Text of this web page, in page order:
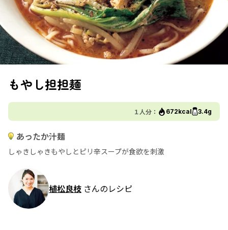
もやし担担麺
１人分： 672kcal 3.4g
あったか汁麺
しゃきしゃきもやしとピリ辛スープが食欲を刺激
植松良枝 さんのレシピ